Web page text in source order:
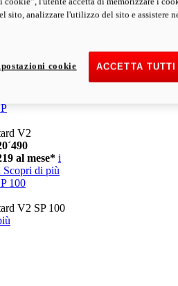
Scopri di più
V2
al mese* i
Scopri di più
100
V2 SP 100
sito, analizzare l'utilizzo del sito e assistere
ACCETTA
cookie